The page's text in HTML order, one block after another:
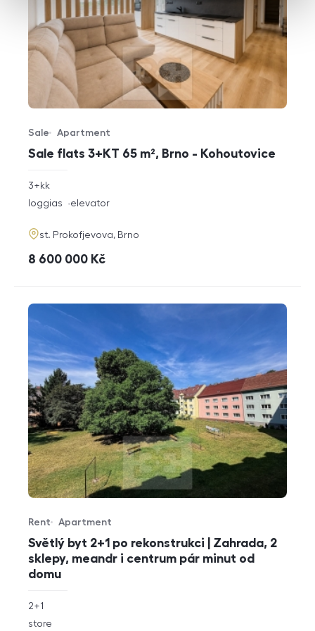
Sale flats 3+KT 65 m², Brno - Kohoutovice
Offer type
Sale
Property type
Apartment
rozměry
disposition
3+kk
funkce
loggias elevator
adresa
st. Prokofjevova, Brno
cena
8 600 000 Kč
Světlý byt 2+1 po rekonstrukci | Zahrada, 2
sklepy, meandr i centrum pár minut od
domu
Offer type
Rent
Property type
Apartment
rozměry
disposition
2+1
funkce
store